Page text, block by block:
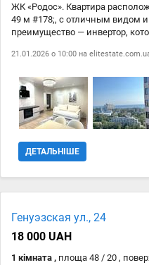
ЖК «Родос». Квартира
49 м #178;, с отличным видом
преимущество — инвертор,
комфортным даже при
функциональная площадь
ценящих комфорт,
21.01.2026 о 10:00 на
ДЕТАЛЬНІШЕ
Генуэзская ул., 24
18 000 UAH
1 кімната , площа 48 / 20 ,